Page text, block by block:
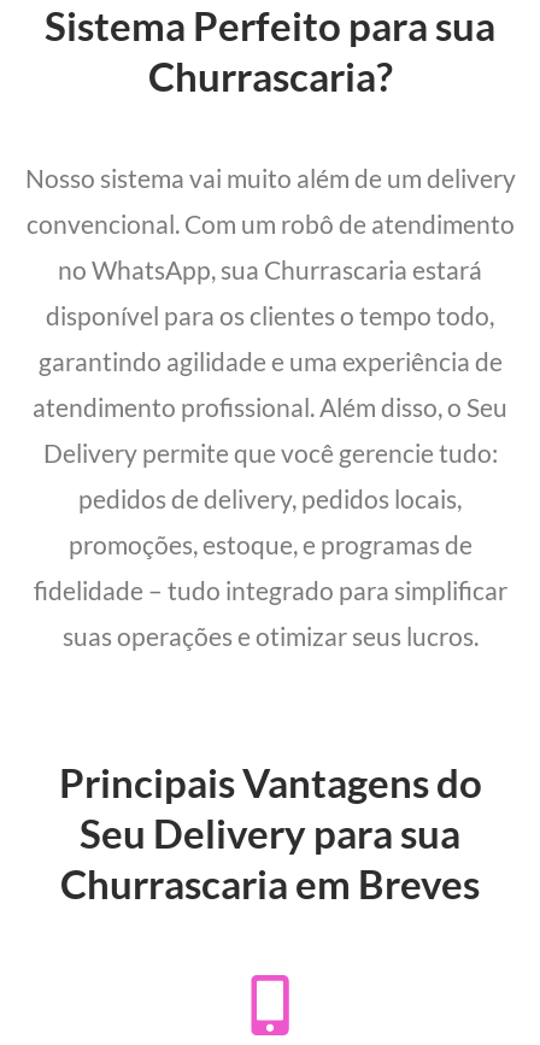
Sistema Perfeito para sua
Churrascaria?
Nosso sistema vai muito além de um delivery
convencional. Com um robô de atendimento
no WhatsApp, sua Churrascaria estará
disponível para os clientes o tempo todo,
garantindo agilidade e uma experiência de
atendimento profissional. Além disso, o Seu
Delivery permite que você gerencie tudo:
pedidos de delivery, pedidos locais,
promoções, estoque, e programas de
fidelidade – tudo integrado para simplificar
suas operações e otimizar seus lucros.
Principais Vantagens do
Seu Delivery para sua
Churrascaria em Breves